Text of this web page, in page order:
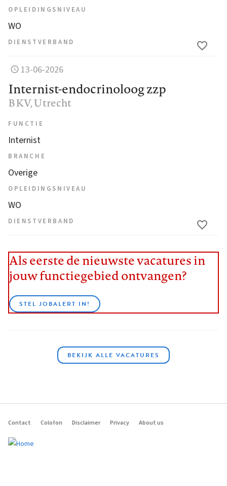
OPLEIDINGSNIVEAU
WO
DIENSTVERBAND
13-06-2026
Internist-endocrinoloog zzp
BKV, Utrecht
FUNCTIE
Internist
BRANCHE
Overige
OPLEIDINGSNIVEAU
WO
DIENSTVERBAND
Als eerste de nieuwste vacatures in
jouw functiegebied ontvangen?
STEL JOBALERT IN!
BEKIJK ALLE VACATURES
Footer
navigation
Contact Colofon Disclaimer Privacy About us